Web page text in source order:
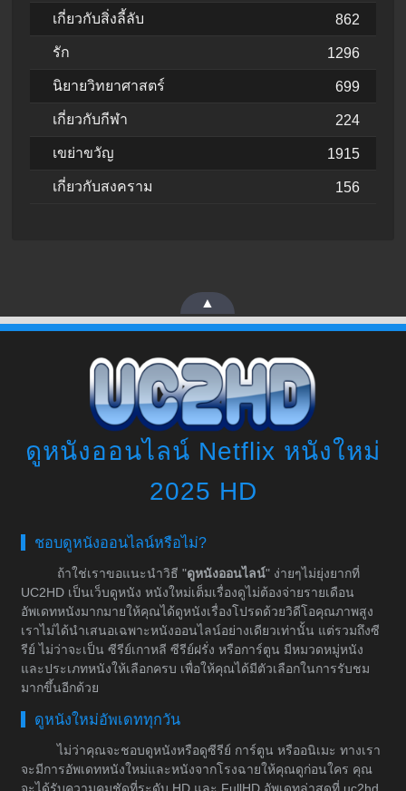
เกี่ยวกับสิ่งลี้ลับ 862
รัก 1296
นิยายวิทยาศาสตร์ 699
เกี่ยวกับกีฬา 224
เขย่าขวัญ 1915
เกี่ยวกับสงคราม 156
▲
ดูหนังออนไลน์ Netflix หนังใหม่
2025 HD
ชอบดูหนังออนไลน์หรือไม่?
ถ้าใช่เราขอแนะนำวิธี "ดูหนังออนไลน์" ง่ายๆไม่ยุ่งยากที่
UC2HD เป็นเว็บดูหนัง หนังใหม่เต็มเรื่องดูไม่ต้องจ่ายรายเดือน
อัพเดทหนังมากมายให้คุณได้ดูหนังเรื่องโปรดด้วยวิดีโอคุณภาพสูง
เราไม่ได้นำเสนอเฉพาะหนังออนไลน์อย่างเดียวเท่านั้น แต่รวมถึงซี
รีย์ ไม่ว่าจะเป็น ซีรีย์เกาหลี ซีรีย์ฝรั่ง หรือการ์ตูน มีหมวดหมู่หนัง
และประเภทหนังให้เลือกครบ เพื่อให้คุณได้มีตัวเลือกในการรับชม
มากขึ้นอีกด้วย
ดูหนังใหม่อัพเดททุกวัน
ไม่ว่าคุณจะชอบดูหนังหรือดูซีรีย์ การ์ตูน หรืออนิเมะ ทางเรา
จะมีการอัพเดทหนังใหม่และหนังจากโรงฉายให้คุณดูก่อนใคร คุณ